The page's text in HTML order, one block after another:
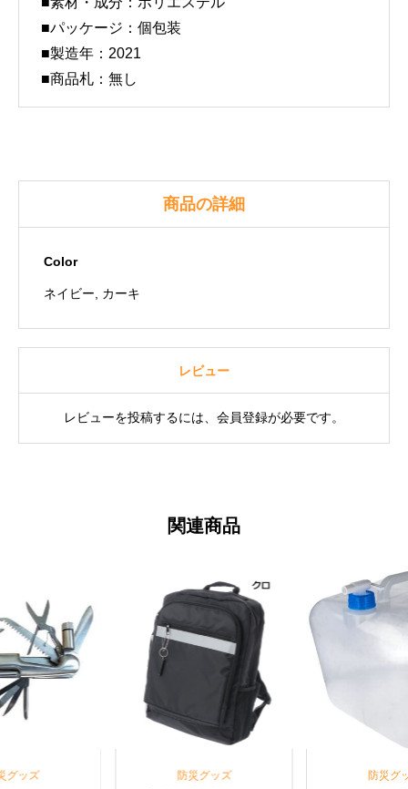
点
防
コ
ッ
■パッケージ：個包装
■製造年：2021
■商品札：無し
商品の詳細
Color
ネイビー, カーキ
レビュー
レビューを投稿するには、会員登録が必要です。
関連商品
グッズ 防災グッズ 防災グ